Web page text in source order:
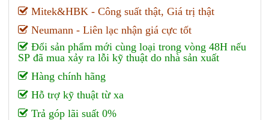
Mitek&HBK - Công suất thật, Giá trị thật
Neumann - Liên lạc nhận giá cực tốt
Đổi sản phẩm mới cùng loại trong vòng 48H nếu
SP đã mua xảy ra lỗi kỹ thuật do nhà sản xuất
Hàng chính hãng
Hỗ trợ kỹ thuật từ xa
Trả góp lãi suất 0%